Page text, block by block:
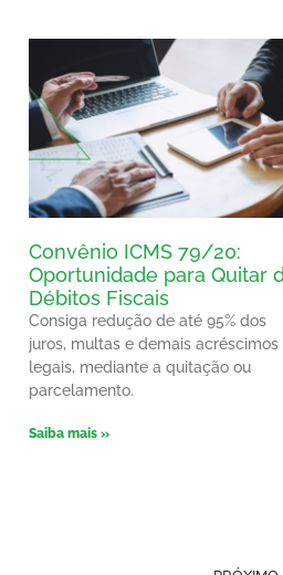
Convênio ICMS 79/20:
Oportunidade para Quitar
Débitos Fiscais
Consiga redução de até 95% dos
juros, multas e demais acréscimos
legais, mediante a quitação ou
parcelamento.
Saiba mais »